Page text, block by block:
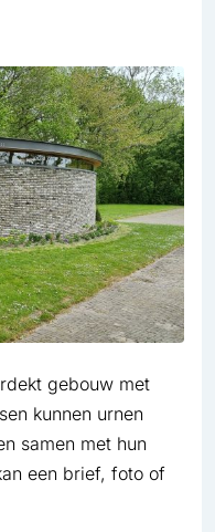
gebouw met
kunnen urnen
samen met hun
een brief, foto of